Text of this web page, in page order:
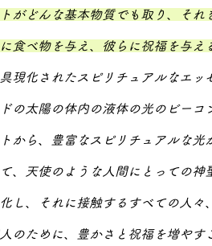
がどんな基本物質でも取り、それ
食べ物を与え、彼らに祝福を与え
現化されたスピリチュアルなエッ
の太陽の体内の液体の光のビーコ
から、豊富なスピリチュアルな光
、天使のような人間にとっての神
し、それに接触するすべての人々
のために、豊かさと祝福を増やす